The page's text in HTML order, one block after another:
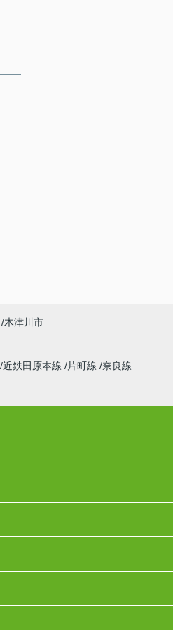
木津川市
近鉄田原本線 片町線 奈良線